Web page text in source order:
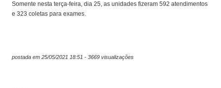
Somente nesta terça-feira, dia 25, as unidades fizeram 592 atendimentos
e 323 coletas para exames.
postada em 25/05/2021 18:51 - 3669 visualizações